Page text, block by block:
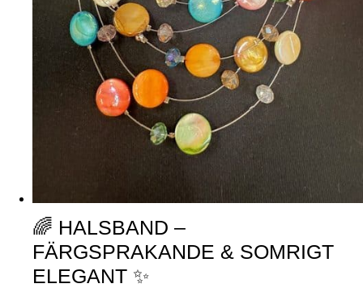
🌈 HALSBAND –
FÄRGSPRAKANDE & SOMRIGT
ELEGANT ✨